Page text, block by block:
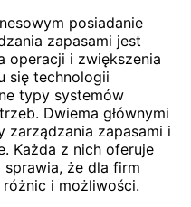
posiadanie
zapasami jest
operacji i zwiększenia
się technologii
typy systemów
Dwiema głównymi
zarządzania zapasami i
Każda z nich oferuje
że dla firm
i możliwości.